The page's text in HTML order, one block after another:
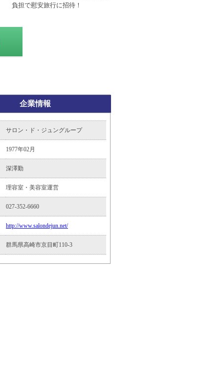
負担で慰安旅行に招待！
企業情報
サロン・ド・ジュングループ
1977年02月
深澤勤
理容室・美容室運営
027-352-6660
http://www.salondejun.net/
群馬県高崎市京目町110-3